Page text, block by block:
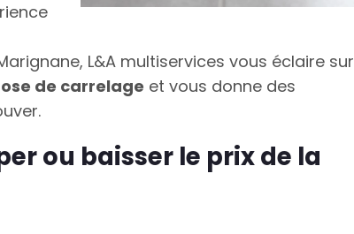
L&A multiservices vous éclaire sur
de carrelage et vous donne des
ou baisser le prix de la